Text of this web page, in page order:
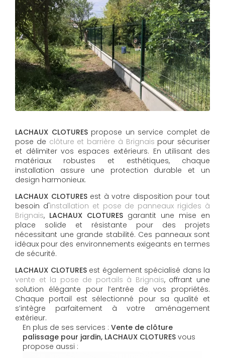
LACHAUX CLOTURESpropose un service complet de
pose de clôture et barrière à Brignais pour sécuriser
et délimiter vos espaces extérieurs. En utilisant des
matériaux robustes et esthétiques, chaque
installation assure une protection durable et un
design harmonieux.
LACHAUX CLOTURESest à votre disposition pour tout
besoin d'installation et pose de panneaux rigides à
Brignais, LACHAUX CLOTURES garantit une mise en
place solide et résistante pour des projets
nécessitant une grande stabilité. Ces panneaux sont
idéaux pour des environnements exigeants en termes
de sécurité.
LACHAUX CLOTURESest également spécialisé dans la
vente et la pose de portails à Brignais, offrant une
solution élégante pour l’entrée de vos propriétés.
Chaque portail est sélectionné pour sa qualité et
s’intègre parfaitement à votre aménagement
extérieur.
En plus de ses services : Vente de clôture
palissage pour jardin, LACHAUX CLOTURES vous
propose aussi :